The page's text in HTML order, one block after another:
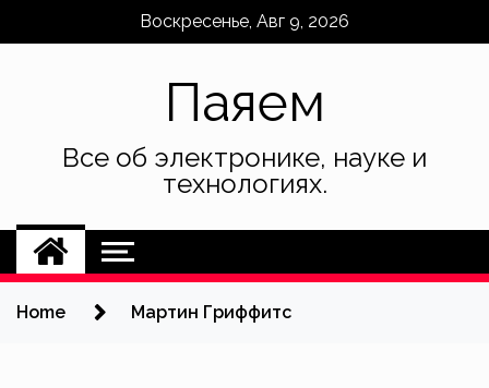
Воскресенье, Авг 9, 2026
Паяем
Все об электронике, науке и
технологиях.
Home Мартин Гриффитс